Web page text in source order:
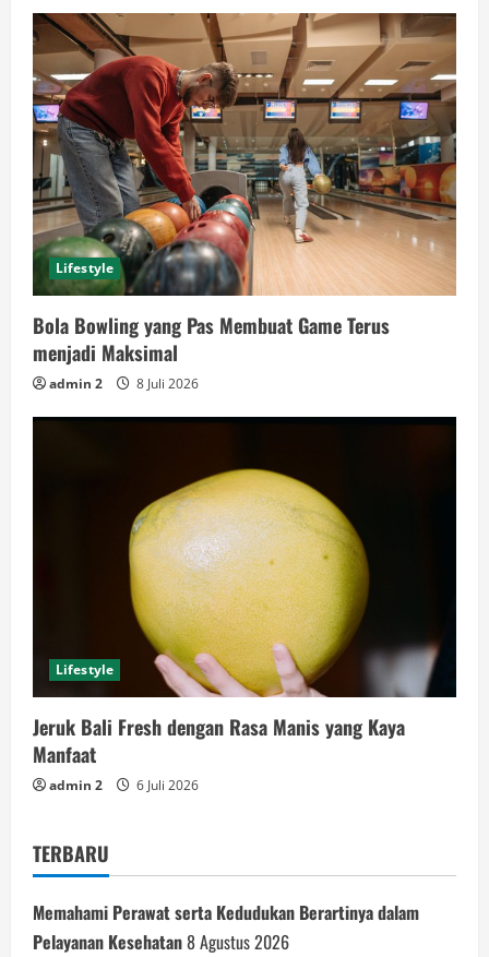
Lifestyle
Bola Bowling yang Pas Membuat Game Terus
menjadi Maksimal
admin 2 8 Juli 2026
Lifestyle
Jeruk Bali Fresh dengan Rasa Manis yang Kaya
Manfaat
admin 2 6 Juli 2026
TERBARU
Memahami Perawat serta Kedudukan Berartinya dalam
Pelayanan Kesehatan8 Agustus 2026